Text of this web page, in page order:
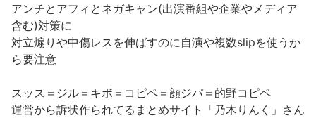
アンチとアフィとネガキャン(出演番組や企業やメディア
含む)対策に
対立煽りや中傷レスを伸ばすのに自演や複数slipを使うか
ら要注意
スッス＝ジル＝キボ＝コピペ＝顔ジパ＝的野コピペ
運営から訴状作られてるまとめサイト「乃木りんく」さん